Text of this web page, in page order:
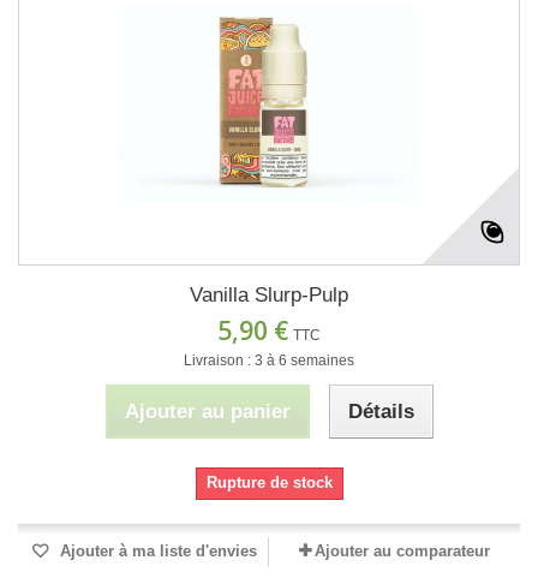
Vanilla Slurp-Pulp
5,90 € TTC
Livraison : 3 à 6 semaines
Ajouter au panier Détails
Rupture de stock
Ajouter à ma liste d'envies Ajouter au comparateur